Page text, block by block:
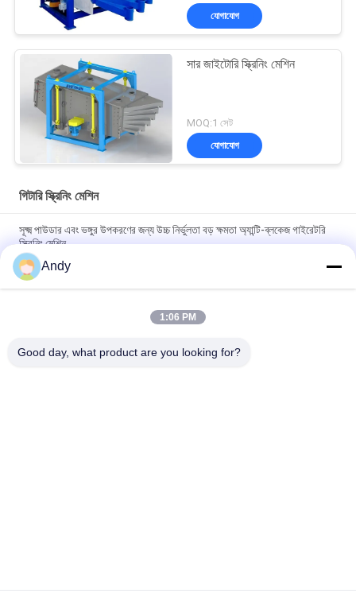
যোগাযোগ
সার জাইটোরি স্ক্রিনিং মেশিন
MOQ:1 সেট
যোগাযোগ
গিটারি স্ক্রিনিং মেশিন
সূক্ষ্ম পাউডার এবং ভঙ্গুর উপকরণের জন্য উচ্চ নির্ভুলতা বড় ক্ষমতা অ্যান্টি-ব্লকেজ গাইরেটরি
স্ক্রিনিং মেশিন
ঘূর্ণনশীল স্ক্রিনিং মেশিনটি সলিড পার্টিকল স্ক্রিনিংয়ের জন্য ডিজাইন করা হয়েছে যাতে কম
গোলমালের সাথে মসৃণ অপারেশন এবং সহজ রক্ষণাবেক্ষণ করা যায়
উন্নত উপাদান স্তরায়ন এবং বিচ্ছেদের জন্য প্ল্যানার সাইক্লোন স্ক্রিন প্রযুক্তি ব্যবহার করে
Andy
1:06 PM
Good day, what product are you looking for?